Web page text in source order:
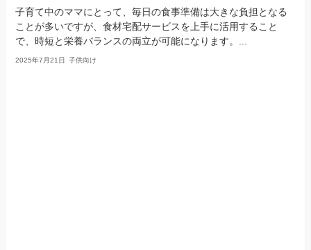
子育て中のママにとって、毎日の食事準備は大きな負担となる
ことが多いですが、食材宅配サービスを上手に活用すること
で、時短と栄養バランスの両立が可能になります。...
2025年7月21日 子供向け